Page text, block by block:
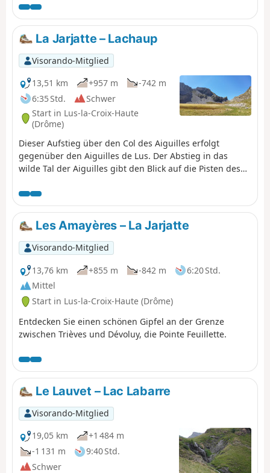
den kleinen Gebirgspass und den Charvet zurückkehren.
Diese Route verläuft abseits der Wege. Diese Variante
sollte nur bei guter Sicht unternommen werden und
erfordert Kenntnisse im Umgang mit Karte und
Kompass, die für das Wandern abseits der Wege
unerlässlich sind. Die Aussicht vom Chauvet auf den
Dévoluy ist wunderschön.
La Jarjatte – Lachaup
Visorando-Mitglied
13,51 km
+957 m
-742 m
6:35 Std.
Schwer
Start in Lus-la-Croix-Haute
(Drôme)
Dieser Aufstieg über den Col des Aiguilles erfolgt
gegenüber den Aiguilles de Lus. Der Abstieg in das
wilde Tal der Aiguilles gibt den Blick auf die Pisten des
Les Amayères – La Jarjatte
Visorando-Mitglied
13,76 km
+855 m -842 m
6:20 Std.
Mittel
Start in Lus-la-Croix-Haute (Drôme)
Entdecken Sie einen schönen Gipfel an der Grenze
zwischen Trièves und Dévoluy, die Pointe Feuillette.
Le Lauvet – Lac Labarre
Visorando-Mitglied
19,05 km
+1 484 m
-1 131 m
9:40 Std.
Schwer